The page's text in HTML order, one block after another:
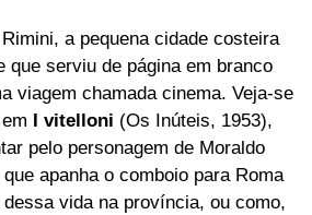
a pequena cidade costeira
que serviu de página em branco
viagem chamada cinema. Veja-se
I vitelloni (Os Inúteis, 1953),
pelo personagem de Moraldo
apanha o comboio para Roma
vida na província, ou como,